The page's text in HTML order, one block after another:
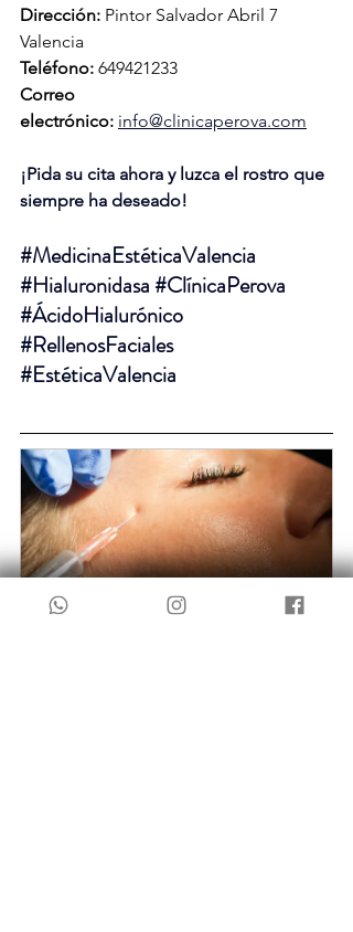
Dirección: Pintor Salvador Abril 7
Valencia
Teléfono: 649421233
Correo
electrónico: info@clinicaperova.com
¡Pida su cita ahora y luzca el rostro que
siempre ha deseado!
#MedicinaEstéticaValencia
#Hialuronidasa #ClínicaPerova
#ÁcidoHialurónico
#RellenosFaciales
#EstéticaValencia
Neuromodulador.